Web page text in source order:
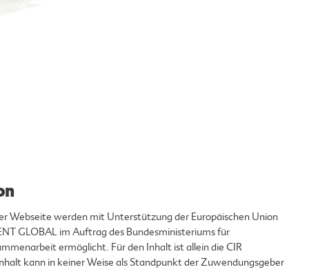
Webseite werden mit Unterstützung der Europäischen Union
GLOBAL im Auftrag des Bundesministeriums für
ermöglicht. Für den Inhalt ist allein die CIR
kann in keiner Weise als Standpunkt der Zuwendungsgeber